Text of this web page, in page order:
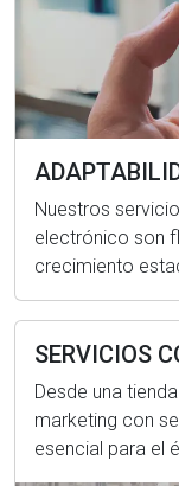
Nuestros
electrónico son
crecimiento
SERVICIOS
Desde una
marketing con
esencial para el